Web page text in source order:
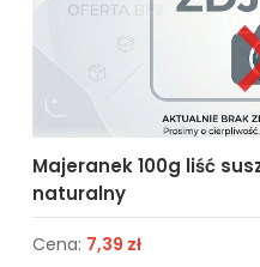
Majeranek 100g liść
naturalny
Cena: 7,39 zł